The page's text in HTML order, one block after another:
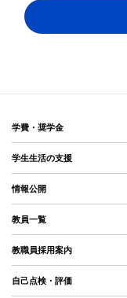
学費・奨学金
学生生活の支援
情報公開
教員一覧
教職員採用案内
自己点検・評価